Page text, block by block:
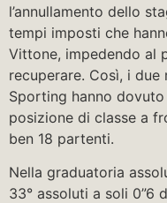
l’annullamento dello
tempi imposti che
Vittone, impedendo al
recuperare. Così, i
Sporting hanno
posizione di classe a
ben 18 partenti.
Nella graduatoria
33° assoluti a soli 0”6